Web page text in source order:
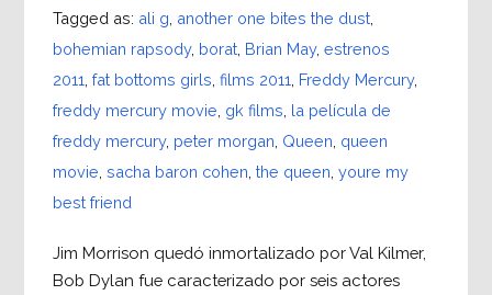
Tagged as: ali g another one bites the dust,
bohemian rapsody, borat, Brian May, estrenos
2011 fat bottoms girls films 2011 Freddy Mercury,
freddy mercury movie gk films la película de
freddy mercury, peter morgan Queen queen
movie sacha baron cohen the queen youre my
best friend
Jim Morrison quedó inmortalizado por Val Kilmer,
Bob Dylan fue caracterizado por seis actores